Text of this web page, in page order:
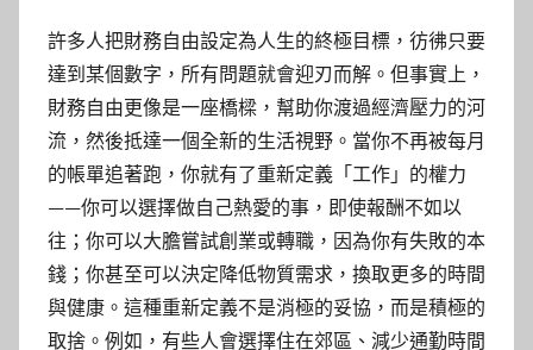
許多人把財務自由設定為人生的終極目標，彷彿只要
達到某個數字，所有問題就會迎刃而解。但事實上，
財務自由更像是一座橋樑，幫助你渡過經濟壓力的河
流，然後抵達一個全新的生活視野。當你不再被每月
的帳單追著跑，你就有了重新定義「工作」的權力
——你可以選擇做自己熱愛的事，即使報酬不如以
往；你可以大膽嘗試創業或轉職，因為你有失敗的本
錢；你甚至可以決定降低物質需求，換取更多的時間
與健康。這種重新定義不是消極的妥協，而是積極的
取捨。例如，有些人會選擇住在郊區、減少通勤時間